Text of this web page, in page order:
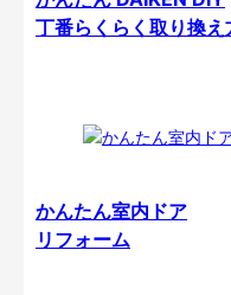
丁番らくらく取り換え
かんたん室内ドア
リフォーム